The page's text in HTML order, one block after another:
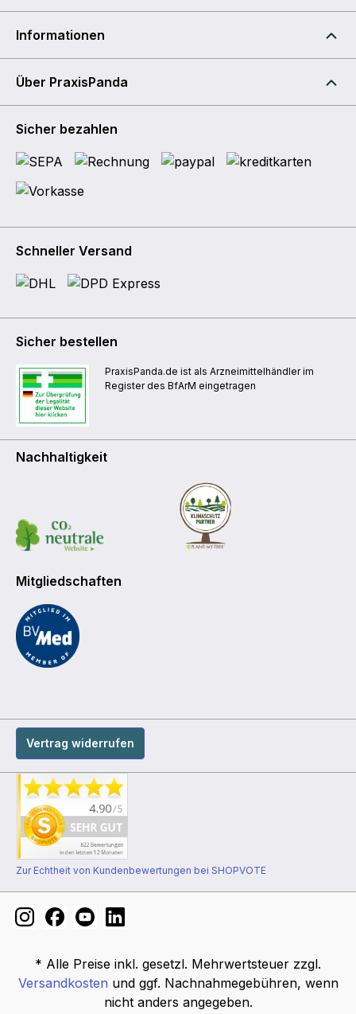
Informationen
Über PraxisPanda
Sicher bezahlen
Schneller Versand
Sicher bestellen
PraxisPanda.de ist als Arzneimittelhändler im
Register des BfArM eingetragen
Nachhaltigkeit
Mitgliedschaften
Vertrag widerrufen
Zur Echtheit von Kundenbewertungen bei SHOPVOTE
* Alle Preise inkl. gesetzl. Mehrwertsteuer zzgl.
Versandkosten und ggf. Nachnahmegebühren, wenn
nicht anders angegeben.